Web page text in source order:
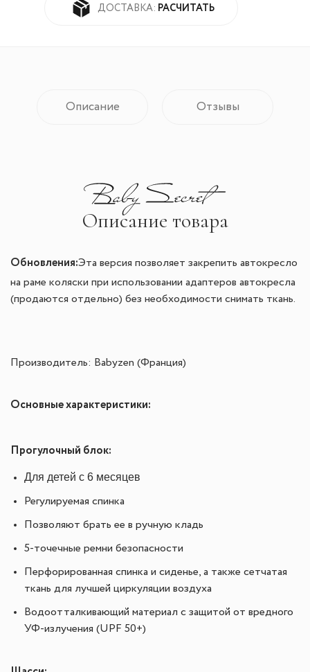
ДОСТАВКА: РАСЧИТАТЬ
Описание Отзывы
Описание товара
Обновления:Эта версия позволяет закрепить автокресло
на раме коляски при использовании адаптеров автокресла
(продаются отдельно) без необходимости снимать ткань.
Производитель: Babyzen (Франция)
Основные характеристики:
Прогулочный блок:
Для детей с 6 месяцев
Регулируемая спинка
Позволяют брать ее в ручную кладь
5-точечные ремни безопасности
Перфорированная спинка и сиденье, а также сетчатая
ткань для лучшей циркуляции воздуха
Водоотталкивающий материал с защитой от вредного
УФ-излучения (UPF 50+)